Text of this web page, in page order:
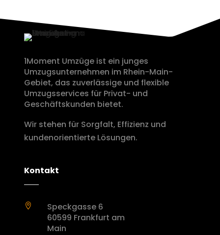
1Moment Umzüge ist ein junges
Umzugsunternehmen im Rhein-Main-
Gebiet, das zuverlässige und flexible
Umzugsservices für Privat- und
Geschäftskunden bietet.
Wir stehen für Sorgfalt, Effizienz und
kundenorientierte Lösungen.
Kontakt

Speckgasse 6
60599 Frankfurt am
Main